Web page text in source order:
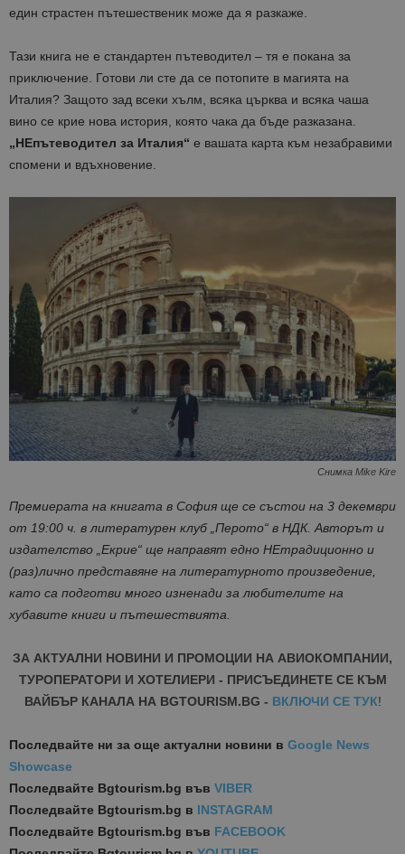
един страстен пътешественик може да я разкаже.
Тази книга не е стандартен пътеводител – тя е покана за
приключение. Готови ли сте да се потопите в магията на
Италия? Защото зад всеки хълм, всяка църква и всяка чаша
вино се крие нова история, която чака да бъде разказана.
„НЕпътеводител за Италия“ е вашата карта към незабравими
спомени и вдъхновение.
Снимка Mike Kire
Премиерата на книгата в София ще се състои на 3 декември
от 19:00 ч. в литературен клуб „Перото“ в НДК. Авторът и
издателство „Екрие“ ще направят едно НЕтрадиционно и
(раз)лично представяне на литературното произведение,
като са подготви много изненади за любителите на
хубавите книги и пътешествията.
ЗА АКТУАЛНИ НОВИНИ И ПРОМОЦИИ НА АВИОКОМПАНИИ,
ТУРОПЕРАТОРИ И ХОТЕЛИЕРИ - ПРИСЪЕДИНЕТЕ СЕ КЪМ
ВАЙБЪР КАНАЛА НА BGTOURISM.BG - ВКЛЮЧИ СЕ ТУК!
Последвайте ни за още актуални новини в Google News
Showcase
Последвайте Bgtourism.bg във VIBER
Последвайте Bgtourism.bg в INSTAGRAM
Последвайте Bgtourism.bg във FACEBOOK